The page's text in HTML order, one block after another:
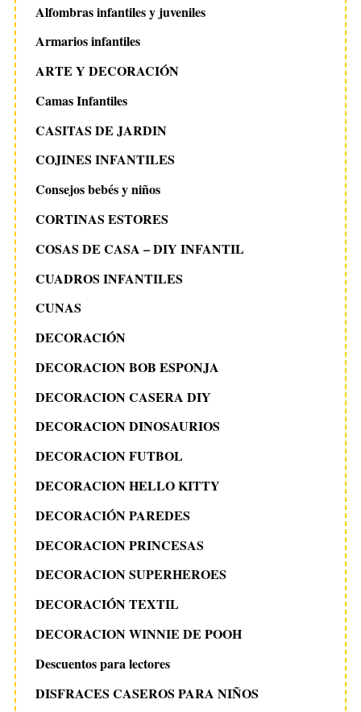
Alfombras infantiles y juveniles
Armarios infantiles
ARTE Y DECORACIÓN
Camas Infantiles
CASITAS DE JARDIN
COJINES INFANTILES
Consejos bebés y niños
CORTINAS ESTORES
COSAS DE CASA – DIY INFANTIL
CUADROS INFANTILES
CUNAS
DECORACIÓN
DECORACION BOB ESPONJA
DECORACION CASERA DIY
DECORACION DINOSAURIOS
DECORACION FUTBOL
DECORACION HELLO KITTY
DECORACIÓN PAREDES
DECORACION PRINCESAS
DECORACION SUPERHEROES
DECORACIÓN TEXTIL
DECORACION WINNIE DE POOH
Descuentos para lectores
DISFRACES CASEROS PARA NIÑOS